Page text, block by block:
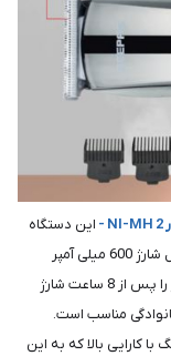
این دستگاه
اصلاح نان و موی قابل شارژ Geepas با باتری قابل شارژ 600 میلی آمپر
ساعت X 2 Ni-Mh می تواند تا 45 دقیقه زمان کار را پس از 8 ساعت شارژ
مناسب است.
کارایی بالا که به این